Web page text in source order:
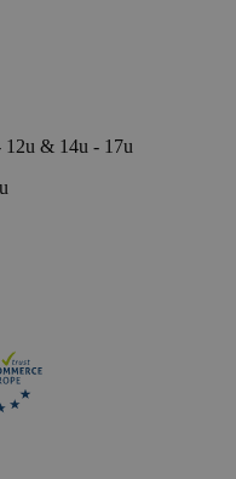
12u & 14u - 17u